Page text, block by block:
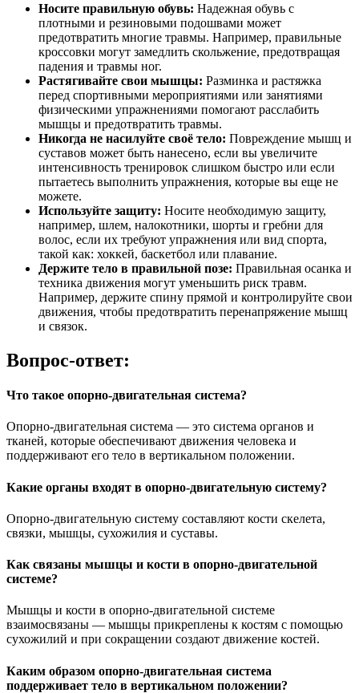
Носите правильную обувь: Надежная обувь с
плотными и резиновыми подошвами может
предотвратить многие травмы. Например, правильные
кроссовки могут замедлить скольжение, предотвращая
падения и травмы ног.
Растягивайте свои мышцы: Разминка и растяжка
перед спортивными мероприятиями или занятиями
физическими упражнениями помогают расслабить
мышцы и предотвратить травмы.
Никогда не насилуйте своё тело: Повреждение мышц и
суставов может быть нанесено, если вы увеличите
интенсивность тренировок слишком быстро или если
пытаетесь выполнить упражнения, которые вы еще не
можете.
Используйте защиту: Носите необходимую защиту,
например, шлем, налокотники, шорты и гребни для
волос, если их требуют упражнения или вид спорта,
такой как: хоккей, баскетбол или плавание.
Держите тело в правильной позе: Правильная осанка и
техника движения могут уменьшить риск травм.
Например, держите спину прямой и контролируйте свои
движения, чтобы предотвратить перенапряжение мышц
и связок.
Вопрос-ответ:
Что такое опорно-двигательная система?
Опорно-двигательная система — это система органов и
тканей, которые обеспечивают движения человека и
поддерживают его тело в вертикальном положении.
Какие органы входят в опорно-двигательную систему?
Опорно-двигательную систему составляют кости скелета,
связки, мышцы, сухожилия и суставы.
Как связаны мышцы и кости в опорно-двигательной
системе?
Мышцы и кости в опорно-двигательной системе
взаимосвязаны — мышцы прикреплены к костям с помощью
сухожилий и при сокращении создают движение костей.
Каким образом опорно-двигательная система
поддерживает тело в вертикальном положении?